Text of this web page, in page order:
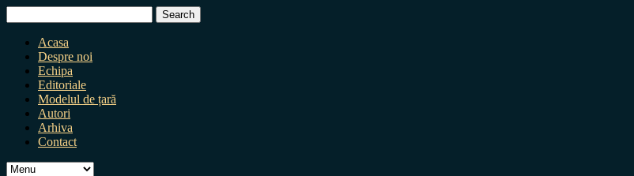
for:
Acasa
Despre noi
Echipa
Editoriale
Modelul de țară
Autori
Arhiva
Contact